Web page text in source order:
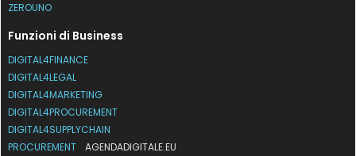
ZEROUNO
Funzioni di Business
DIGITAL4FINANCE
DIGITAL4LEGAL
DIGITAL4MARKETING
DIGITAL4PROCUREMENT
DIGITAL4SUPPLYCHAIN
PROCUREMENT
AGENDADIGITALE.EU